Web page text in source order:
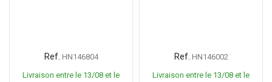
Ref. HN146804
Livraison entre le 13/08 et le
Ref. HN146002
Livraison entre le 13/08 et le